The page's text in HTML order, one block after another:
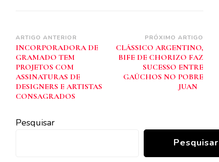
Navegação
de
post
ARTIGO ANTERIOR
INCORPORADORA DE
GRAMADO TEM
PROJETOS COM
ASSINATURAS DE
DESIGNERS E ARTISTAS
CONSAGRADOS
PRÓXIMO ARTIGO
CLÁSSICO ARGENTINO,
BIFE DE CHORIZO FAZ
SUCESSO ENTRE
GAÚCHOS NO POBRE
JUAN
Pesquisar
Pesquisar